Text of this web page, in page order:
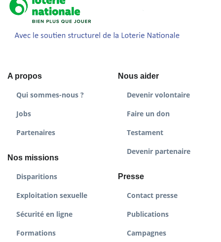
A propos
Qui sommes-nous ?
Jobs
Partenaires
Nos missions
Disparitions
Exploitation sexuelle
Sécurité en ligne
Formations
Nous aider
Devenir volontaire
Faire un don
Testament
Devenir partenaire
Presse
Contact presse
Publications
Campagnes